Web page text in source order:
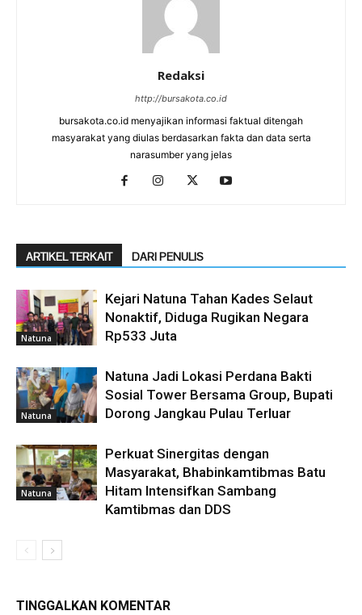
Redaksi
http://bursakota.co.id
bursakota.co.id menyajikan informasi faktual ditengah
masyarakat yang diulas berdasarkan fakta dan data serta
narasumber yang jelas
ARTIKEL TERKAIT DARI PENULIS
Natuna
Kejari Natuna Tahan Kades Selaut
Nonaktif, Diduga Rugikan Negara
Rp533 Juta
Natuna
Natuna Jadi Lokasi Perdana Bakti
Sosial Tower Bersama Group, Bupati
Dorong Jangkau Pulau Terluar
Natuna
Perkuat Sinergitas dengan
Masyarakat, Bhabinkamtibmas Batu
Hitam Intensifkan Sambang
Kamtibmas dan DDS
TINGGALKAN KOMENTAR